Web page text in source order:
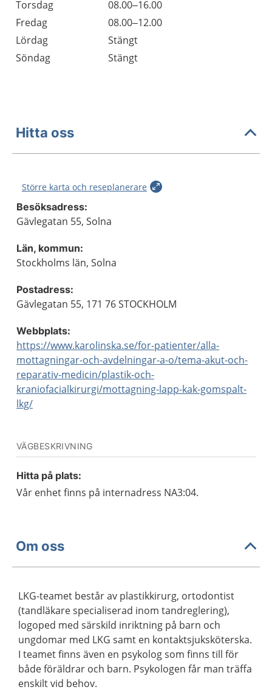
Torsdag
08.00–16.00
Fredag
08.00–12.00
Lördag
Stängt
Söndag
Stängt
Hitta oss
Större karta och reseplanerare
Besöksadress:
Gävlegatan 55, Solna
Län, kommun:
Stockholms län, Solna
Postadress:
Gävlegatan 55, 171 76 STOCKHOLM
Webbplats:
https://www.karolinska.se/for-patienter/alla-
mottagningar-och-avdelningar-a-o/tema-akut-och-
reparativ-medicin/plastik-och-
kraniofacialkirurgi/mottagning-lapp-kak-gomspalt-
lkg/
VÄGBESKRIVNING
Hitta på plats:
Vår enhet finns på internadress NA3:04.
Om oss
LKG-teamet består av plastikkirurg, ortodontist
(tandläkare specialiserad inom tandreglering),
logoped med särskild inriktning på barn och
ungdomar med LKG samt en kontaktsjuksköterska.
I teamet finns även en psykolog som finns till för
både föräldrar och barn. Psykologen får man träffa
enskilt vid behov.